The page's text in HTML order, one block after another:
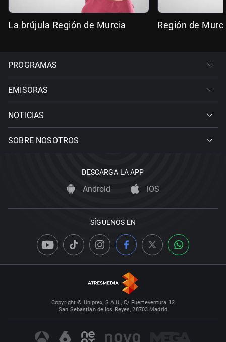
La brújula Región de Murcia Región de
PROGRAMAS
EMISORAS
NOTICIAS
SOBRE NOSOTROS
DESCARGA LA APP
Android iOS
SÍGUENOS EN
Copyright © Uniprex, S.A.U., C/ Fuerteventura 12
San Sebastián de los Reyes, 28703 Madrid